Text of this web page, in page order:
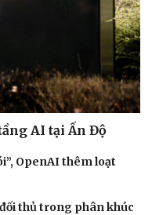
AI tại Ấn Độ
OpenAI thêm loạt
thủ trong phân khúc